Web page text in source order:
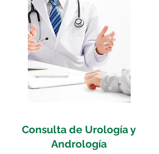
Consulta de Urología y
Andrología